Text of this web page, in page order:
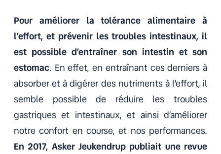
Pour améliorer la tolérance alimentaire à
l’effort, et prévenir les troubles intestinaux, il
est possible d’entraîner son intestin et son
estomac. En effet, en entraînant ces derniers à
absorber et à digérer des nutriments à l’effort, il
semble possible de réduire les troubles
gastriques et intestinaux, et ainsi d’améliorer
notre confort en course, et nos performances.
En 2017, Asker Jeukendrup publiait une revue